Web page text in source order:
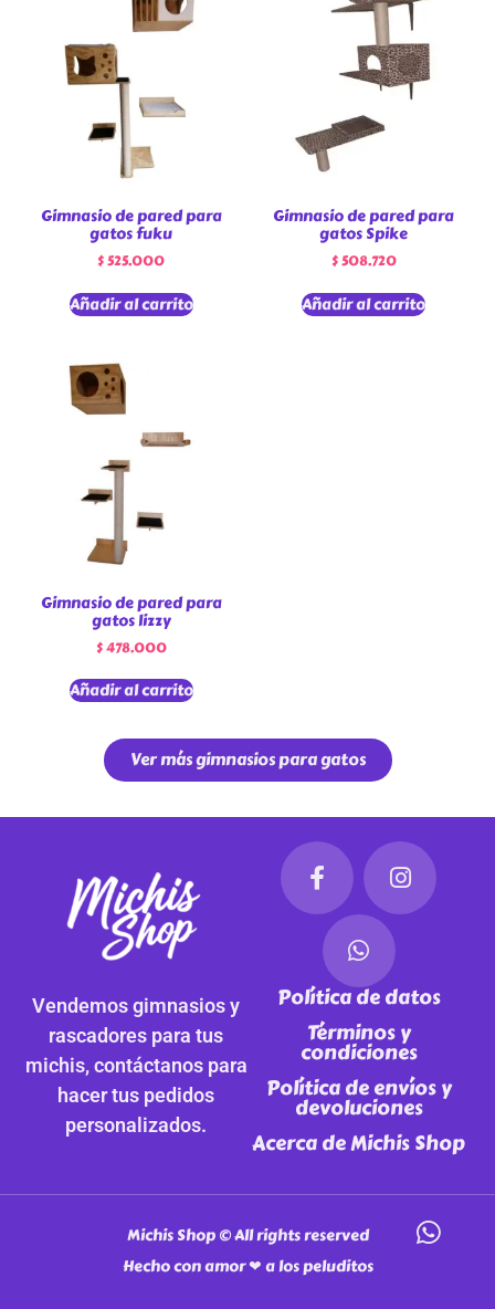
Gimnasio de pared para
gatos fuku
$525.000
Añadir al carrito
Gimnasio de pared para
gatos Spike
$508.720
Añadir al carrito
Gimnasio de pared para
gatos lizzy
$478.000
Añadir al carrito
Ver más gimnasios para gatos
Vendemos gimnasios y
rascadores para tus
michis, contáctanos para
hacer tus pedidos
personalizados.
Política de datos
Términos y
condiciones
Política de envíos y
devoluciones
Acerca de Michis Shop
Michis Shop © All rights reserved
Hecho con amor ❤ a los peluditos